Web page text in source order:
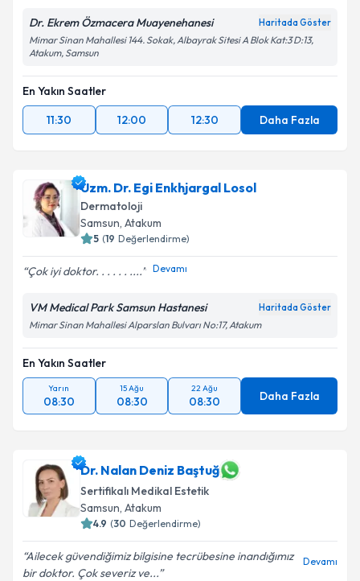
Dr. Ekrem Özmacera Muayenehanesi Haritada Göster
Mimar Sinan Mahallesi 144. Sokak, Albayrak Sitesi A Blok Kat:3 D:13,
Atakum, Samsun
En Yakın Saatler
11:30
12:00 12:30 Daha Fazla
Uzm. Dr. Egi Enkhjargal Losol
Dermatoloji
Samsun, Atakum
5 (19 Değerlendirme)
Çok iyi doktor. . . . . . .... Devamı
VM Medical Park Samsun Hastanesi Haritada Göster
Mimar Sinan Mahallesi Alparslan Bulvarı No:17, Atakum
En Yakın Saatler
Yarın
08:30
15 Ağu
08:30
22 Ağu
08:30 Daha Fazla
Dr. Nalan Deniz Baştuğ
Sertifikalı Medikal Estetik
Samsun, Atakum
4.9 (30 Değerlendirme)
Ailecek güvendiğimiz bilgisine tecrübesine inandığımız
bir doktor. Çok severiz ve...
Devamı